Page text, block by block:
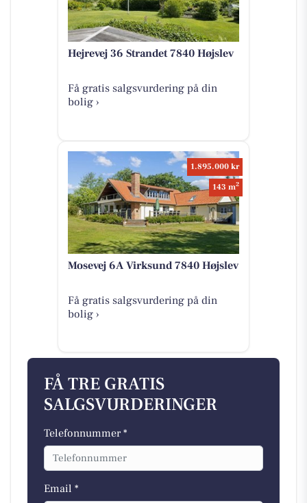
Hejrevej 36 Strandet 7840 Højslev
Få gratis salgsvurdering på din
bolig ›
1.895.000 kr
143 m2
Mosevej 6A Virksund 7840 Højslev
Få gratis salgsvurdering på din
bolig ›
FÅ TRE GRATIS
SALGSVURDERINGER
Telefonnummer *
Email *